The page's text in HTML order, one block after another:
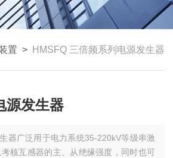
置 > HMSFQ 三倍频系列电源发生器
源发生器
器广泛用于电力系统35-220kV等级串激
核互感器的主、从绝缘强度，同时也可